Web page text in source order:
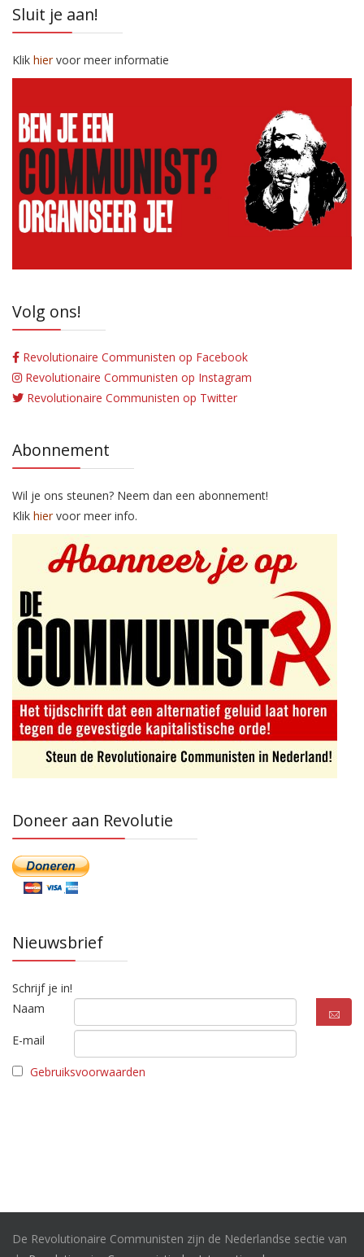
Sluit je aan!
Klik hiervoor meer informatie
Volg ons!
Revolutionaire Communisten op Facebook
Revolutionaire Communisten op Instagram
Revolutionaire Communisten op Twitter
Abonnement
Wil je ons steunen? Neem dan een abonnement!
Klik hiervoor meer info.
Doneer aan Revolutie
Nieuwsbrief
Schrijf je in!
Naam
E-mail
Gebruiksvoorwaarden
De Revolutionaire Communisten zijn de Nederlandse sectie van